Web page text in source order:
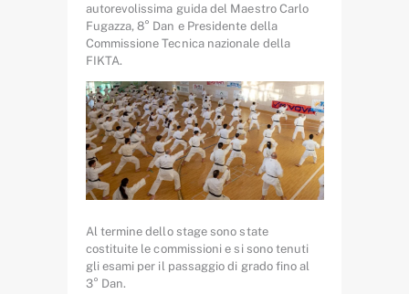
autorevolissima guida del Maestro Carlo
Fugazza, 8° Dan e Presidente della
Commissione Tecnica nazionale della
FIKTA.
Al termine dello stage sono state
costituite le commissioni e si sono tenuti
gli esami per il passaggio di grado fino al
3° Dan.